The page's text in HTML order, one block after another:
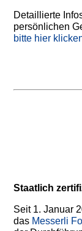
Detaillierte
persönlichen
bitte hier
Staatlich
Seit 1. Januar
das Messerli